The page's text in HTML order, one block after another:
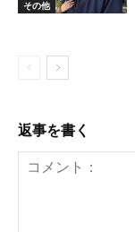
その他
返事を書く